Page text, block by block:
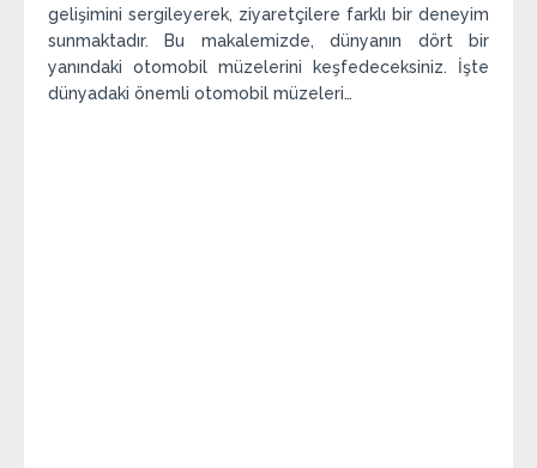
gelişimini sergileyerek, ziyaretçilere farklı bir deneyim
sunmaktadır. Bu makalemizde, dünyanın dört bir
yanındaki otomobil müzelerini keşfedeceksiniz. İşte
dünyadaki önemli otomobil müzeleri…